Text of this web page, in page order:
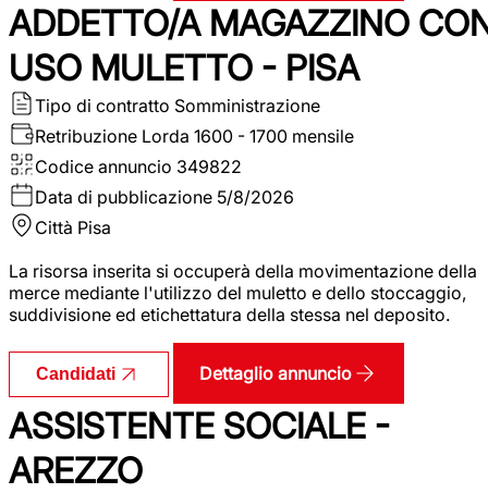
ADDETTO/A MAGAZZINO
USO MULETTO - PISA
Tipo di contratto Somministrazione
Retribuzione Lorda 1600 - 1700 mensile
Codice annuncio 349822
Data di pubblicazione 5/8/2026
Città Pisa
La risorsa inserita si occuperà della movimentazione della
merce mediante l'utilizzo del muletto e dello stoccaggio,
suddivisione ed etichettatura della stessa nel deposito.
Candidati Dettaglio annuncio
ASSISTENTE SOCIALE -
AREZZO